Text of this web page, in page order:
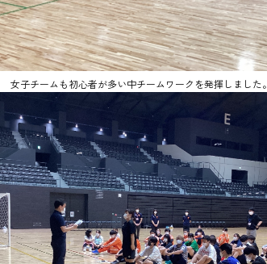
女子チームも初心者が多い中チームワークを発揮しました。